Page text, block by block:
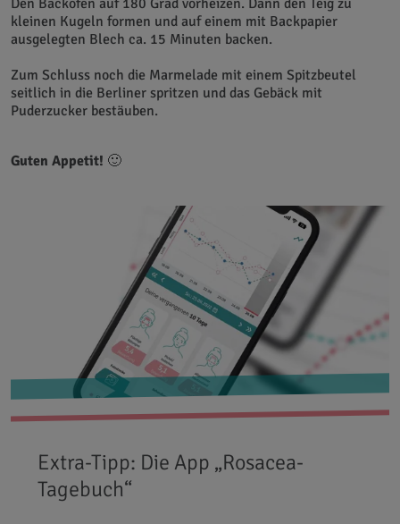
Den Backofen auf 180 Grad vorheizen. Dann den Teig zu
kleinen Kugeln formen und auf einem mit Backpapier
ausgelegten Blech ca. 15 Minuten backen.
Zum Schluss noch die Marmelade mit einem Spitzbeutel
seitlich in die Berliner spritzen und das Gebäck mit
Puderzucker bestäuben.
Guten Appetit! 🙂
Extra-Tipp: Die App „Rosacea-
Tagebuch“